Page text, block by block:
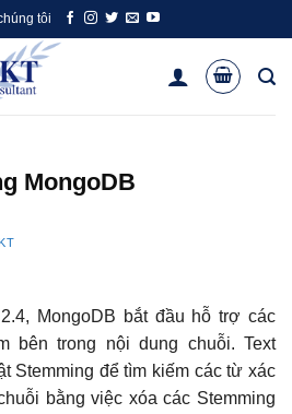
tôi
MongoDB
MongoDB bắt đầu hỗ trợ các
bên trong nội dung chuỗi. Text
Stemming để tìm kiếm các từ xác
bằng việc xóa các Stemming